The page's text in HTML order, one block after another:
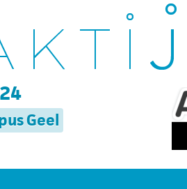
Geel